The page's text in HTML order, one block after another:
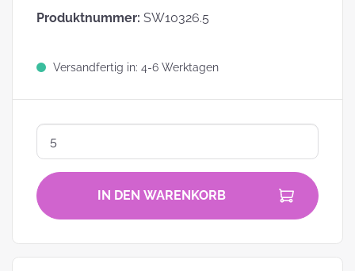
Produktnummer: SW10326.5
Versandfertig in: 4-6 Werktagen
IN DEN WARENKORB